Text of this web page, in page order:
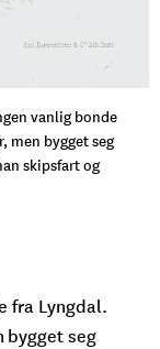
vanlig bonde
men bygget seg
skipsfart og
fra Lyngdal.
bygget seg